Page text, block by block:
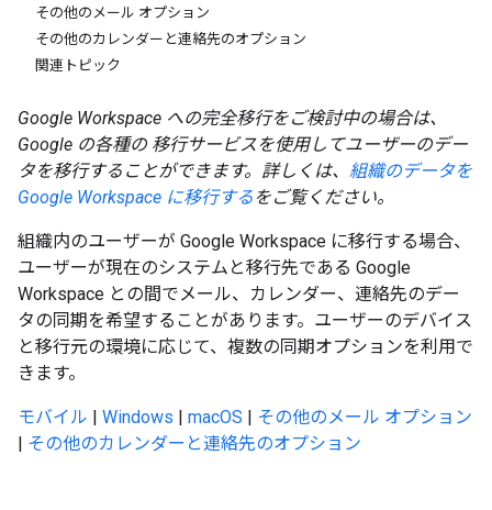
その他のメール オプション
その他のカレンダーと連絡先のオプション
関連トピック
Google Workspace への完全移行をご検討中の場合は、
Google の各種の 移行サービスを使用してユーザーのデー
タを移行することができます。詳しくは、 組織のデータを
Google Workspace に移行する をご覧ください。
組織内のユーザーが Google Workspace に移行する場合、
ユーザーが現在のシステムと移行先である Google
Workspace との間でメール、カレンダー、連絡先のデー
タの同期を希望することがあります。ユーザーのデバイス
と移行元の環境に応じて、複数の同期オプションを利用で
きます。
モバイル | Windows | macOS | その他のメール オプション
| その他のカレンダーと連絡先のオプション